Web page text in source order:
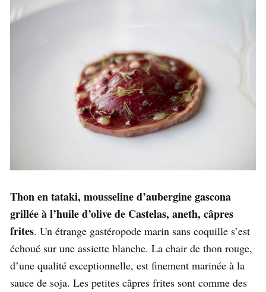
Thon en tataki, mousseline d’aubergine gascona
grillée à l’huile d’olive de Castelas, aneth, câpres
frites. Un étrange gastéropode marin sans coquille s’est
échoué sur une assiette blanche. La chair de thon rouge,
d’une qualité exceptionnelle, est finement marinée à la
sauce de soja. Les petites câpres frites sont comme des